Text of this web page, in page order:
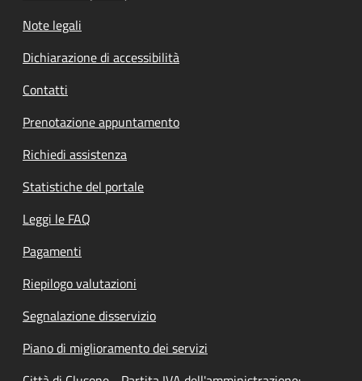
Note legali
Dichiarazione di accessibilità
Contatti
Prenotazione appuntamento
Richiedi assistenza
Statistiche del portale
Leggi le FAQ
Pagamenti
Riepilogo valutazioni
Segnalazione disservizio
Piano di miglioramento dei servizi